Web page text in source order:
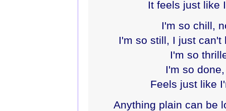
It feels just like
I'm so chill,
I'm so still, I just
I'm so
I'm so
Feels just like
Anything plain can be